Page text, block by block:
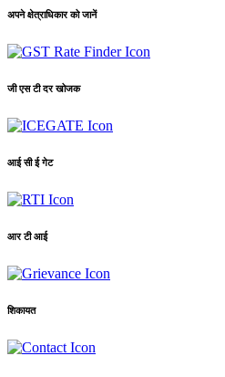
अपने क्षेत्राधिकार को जानें
जी एस टी दर खोजक
आई सी ई गेट
आर टी आई
शिकायत